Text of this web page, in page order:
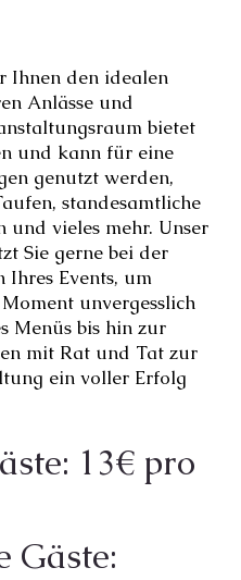
Ihnen den idealen
Anlässe und
bietet
und kann für eine
genutzt werden,
standesamtliche
und vieles mehr. Unser
Sie gerne bei der
Events, um
unvergesslich
Menüs bis hin zur
mit Rat und Tat zur
ein voller Erfolg
13€ pro
Gäste: